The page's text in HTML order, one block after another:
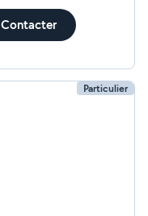
Contacter
Particulier